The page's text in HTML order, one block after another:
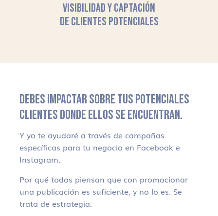
VISIBILIDAD Y CAPTACIÓN
DE CLIENTES POTENCIALES
DEBES IMPACTAR SOBRE TUS POTENCIALES
CLIENTES DONDE ELLOS SE ENCUENTRAN.
Y yo te ayudaré a través de campañas
específicas para tu negocio en Facebook e
Instagram.
Por qué todos piensan que con promocionar
una publicación es suficiente, y no lo es. Se
trata de estrategia.